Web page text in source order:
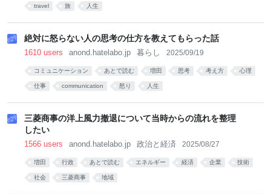
travel 旅 人生
絶対に怒らない人の思考の仕方を教えてもらった話
1610 users anond.hatelabo.jp 暮らし 2025/09/19
コミュニケーション あとで読む 増田 思考 考え方 心理
仕事 communication 怒り 人生
三菱商事の洋上風力撤退について当時からの流れを整理
したい
1566 users anond.hatelabo.jp 政治と経済 2025/08/27
増田 行政 あとで読む エネルギー 経済 企業 技術
社会 三菱商事 地域